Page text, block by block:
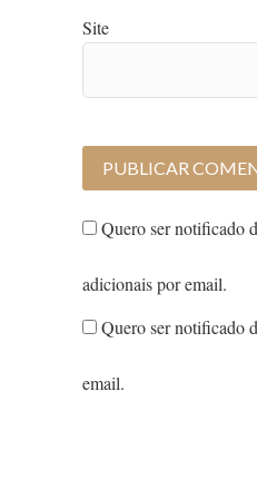
Site
Quero ser notificado
adicionais por email.
Quero ser notificado
email.